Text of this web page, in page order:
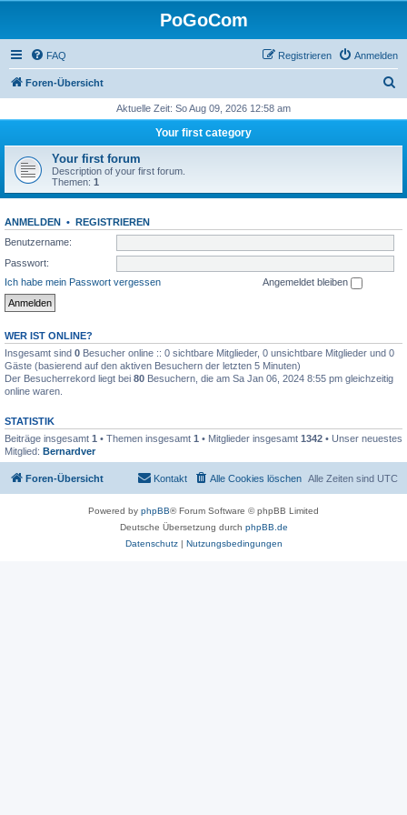
PoGoCom
FAQ Anmelden
Registrieren
Foren-Übersicht
h
Aktuelle Zeit: So Aug 09, 2026 12:58 am
Your first category
Your first forum
Description of your first forum.
Themen: 1
ANMELDEN • REGISTRIEREN
Benutzername:
Passwort:
Ich habe mein Passwort vergessen
Angemeldet bleiben
WER IST ONLINE?
Insgesamt sind 0 Besucher online :: 0 sichtbare Mitglieder, 0 unsichtbare Mitglieder und 0
Gäste (basierend auf den aktiven Besuchern der letzten 5 Minuten)
Der Besucherrekord liegt bei 80 Besuchern, die am Sa Jan 06, 2024 8:55 pm gleichzeitig
online waren.
STATISTIK
Beiträge insgesamt 1 • Themen insgesamt 1 • Mitglieder insgesamt 1342 • Unser neuestes
Mitglied: Bernardver
Foren-Übersicht Alle Zeiten sind UTC
Alle Cookies löschen
Kontakt
Powered by phpBB® Forum Software © phpBB Limited
Deutsche Übersetzung durch phpBB.de
Datenschutz| Nutzungsbedingungen